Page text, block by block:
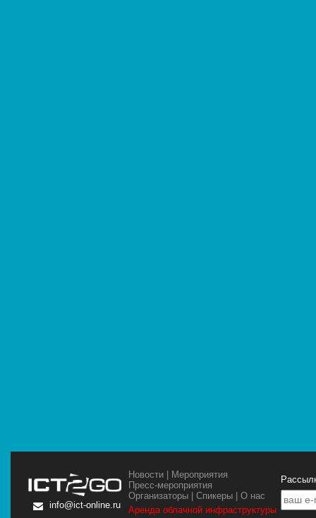
info@ict-online.ru
Новости | Мероприятия
Пресс-мероприятия
Организаторы |Спикеры |О нас
Аренда облачной инфраструктуры